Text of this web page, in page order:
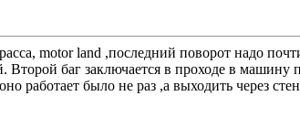
motor land ,последний поворот надо
Второй баг заключается в проходе в
работает было не раз ,а выходить через